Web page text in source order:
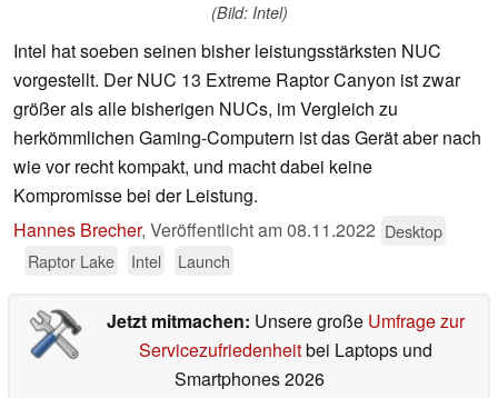
(Bild: Intel)
Intel hat soeben seinen bisher leistungsstärksten NUC
vorgestellt. Der NUC 13 Extreme Raptor Canyon ist zwar
größer als alle bisherigen NUCs, im Vergleich zu
herkömmlichen Gaming-Computern ist das Gerät aber nach
wie vor recht kompakt, und macht dabei keine
Kompromisse bei der Leistung.
Hannes Brecher, Veröffentlicht am08.11.2022 Desktop
Raptor Lake
Intel Launch
Jetzt mitmachen: Unsere große Umfrage zur
Servicezufriedenheitbei Laptops und
Smartphones 2026